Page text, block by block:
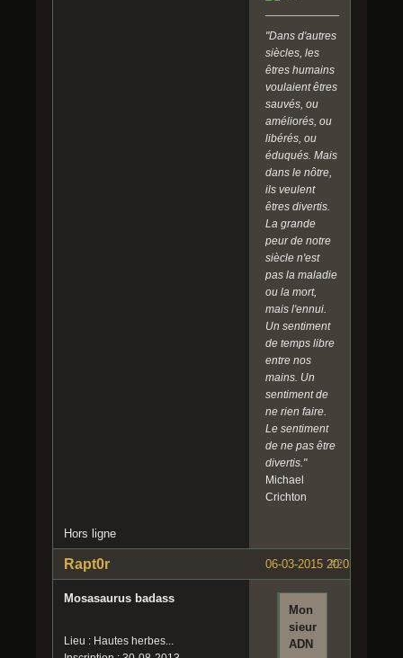
"Dans d'autres
siècles, les
êtres humains
voulaient êtres
sauvés, ou
améliorés, ou
libérés, ou
éduqués. Mais
dans le nôtre,
ils veulent
êtres divertis.
La grande
peur de notre
siècle n'est
pas la maladie
ou la mort,
mais l'ennui.
Un sentiment
de temps libre
entre nos
mains. Un
sentiment de
ne rien faire.
Le sentiment
de ne pas être
divertis."
Michael
Crichton
Hors ligne
#2
06-03-2015 20:03:09
Rapt0r
Mosasaurus badass
Lieu : Hautes herbes...
Mon
sieur
ADN